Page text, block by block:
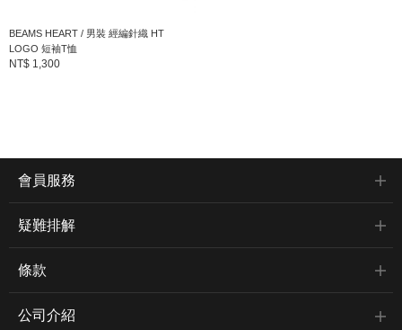
BEAMS HEART / 男裝 經編針織 HT
LOGO 短袖T恤
NT$ 1,300
會員服務
疑難排解
條款
公司介紹